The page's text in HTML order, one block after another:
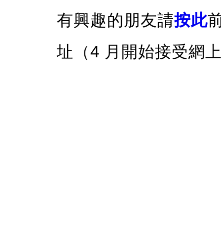
有興趣的朋友請按此
址（4 月開始接受網